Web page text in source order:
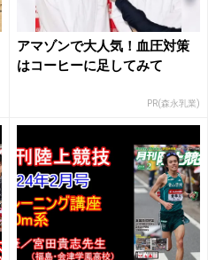
アマゾンで大人気！血圧対策
はコーヒーに足してみて
PR(森永乳業)